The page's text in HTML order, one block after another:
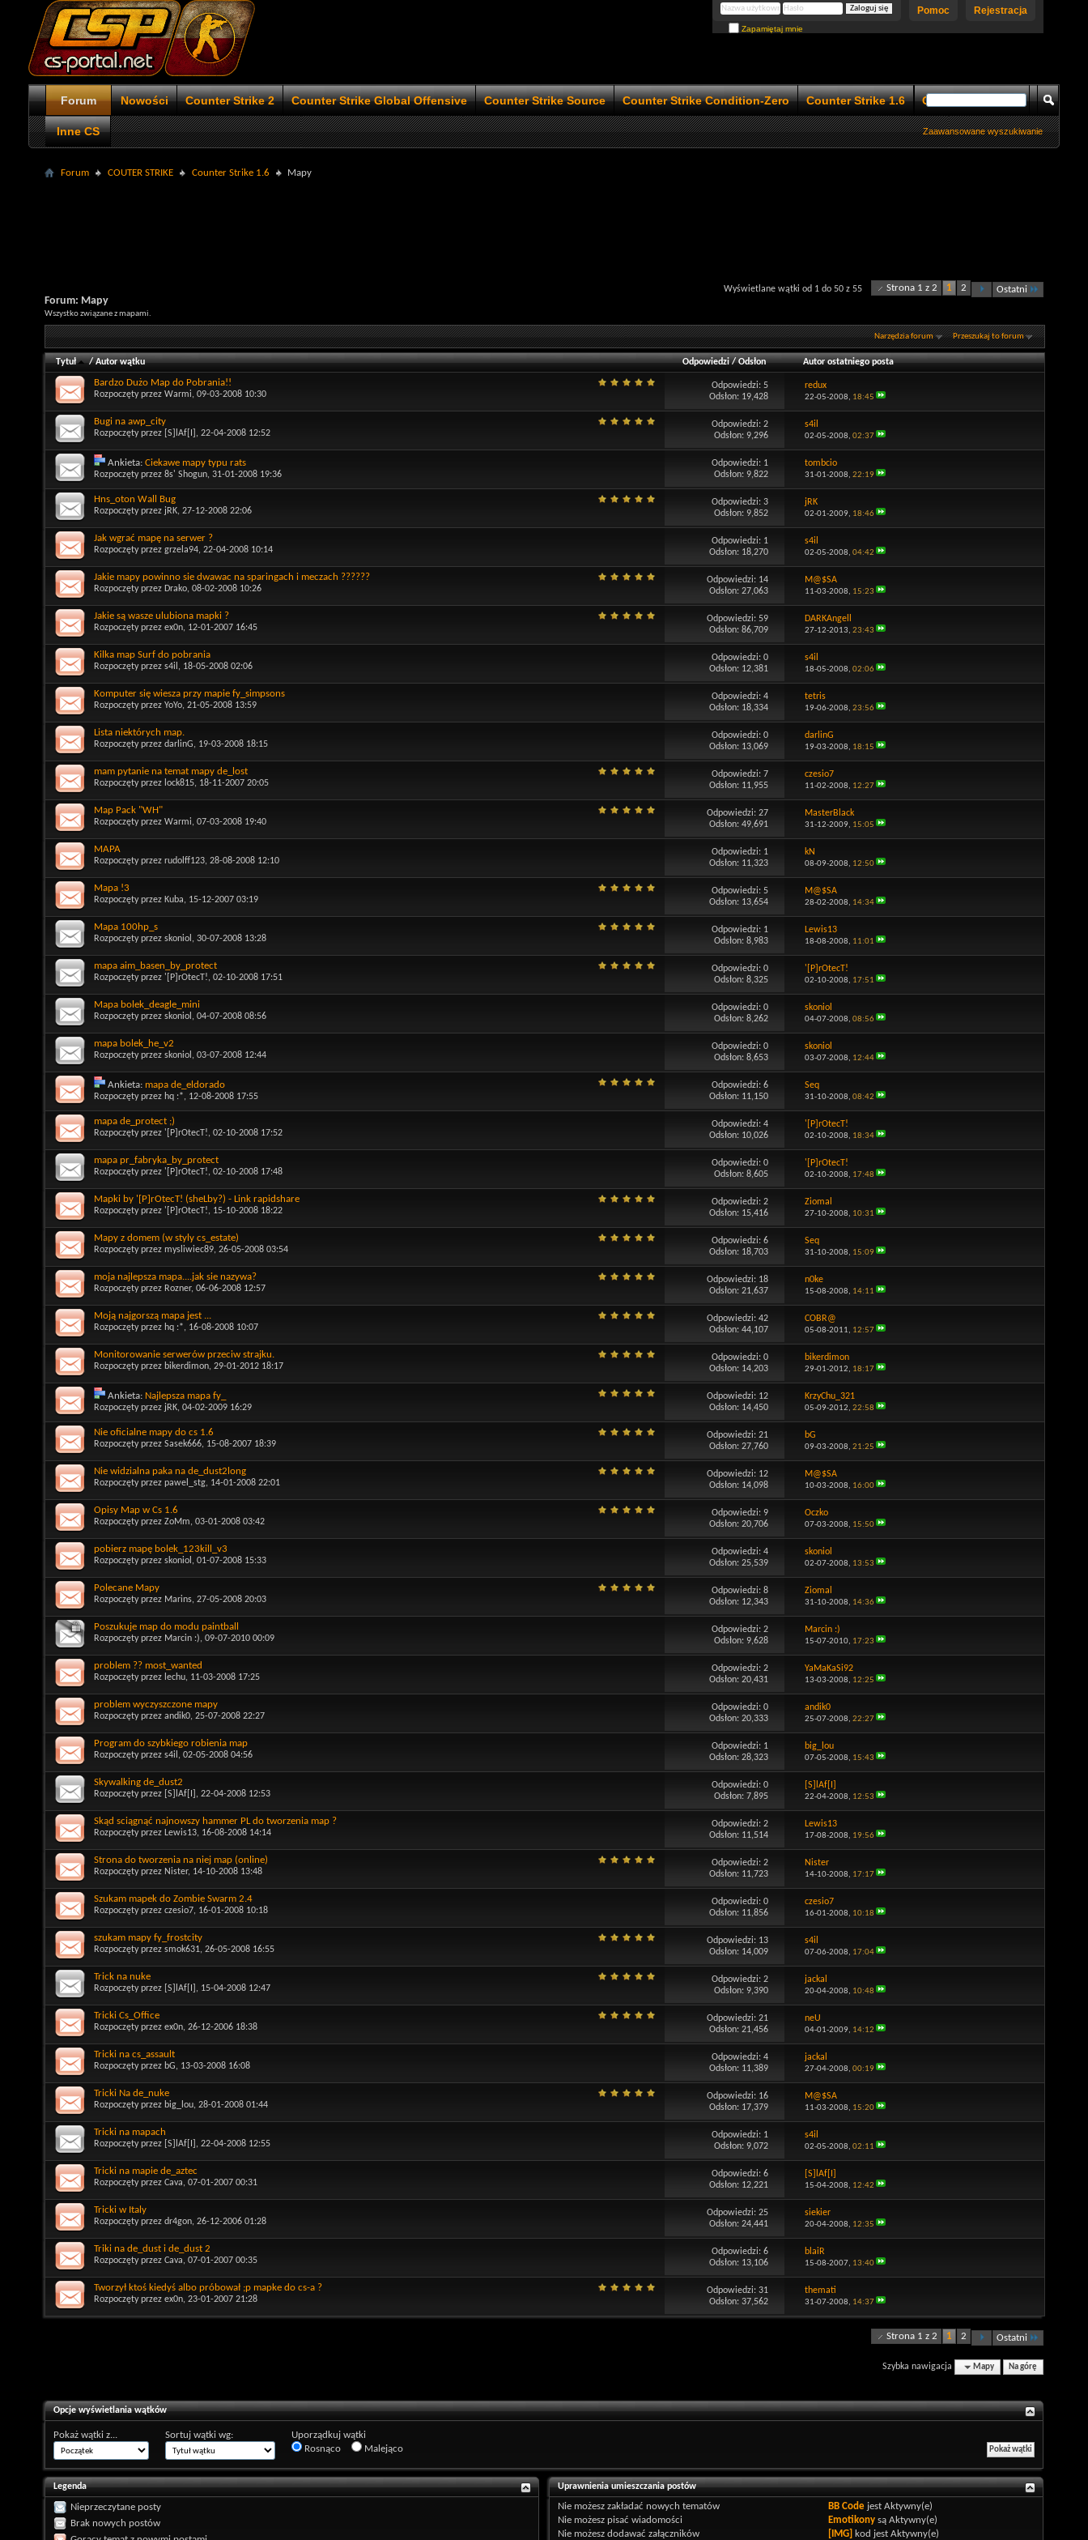
Rejestracja
Pomoc
Zapamiętaj mnie
Forum Nowości Counter Strike 2 Counter Strike Global Offensive Counter Strike Source Counter Strike Condition-Zero Counter Strike 1.6 Counter Strike 1.5
Inne CS Zaawansowane wyszukiwanie
Forum COUTER STRIKE Counter Strike 1.6 Mapy
Strona 1 z 2 1 2 Ostatni
Wyświetlane wątki od 1 do 50 z 55
Forum: Mapy
Wszystko związane z mapami.
Narzędzia forum Przeszukaj to forum
Tytuł /Autor wątku Odpowiedzi/Odsłon Autor ostatniego posta
Bardzo Dużo Map do Pobrania!!
Rozpoczęty przez Warmi, 09-03-2008 10:30
Odpowiedzi:5
Odsłon: 19,428
redux
22-05-2008, 18:45
Bugi na awp_city
Rozpoczęty przez [S]lAf[I] , 22-04-2008 12:52
Odpowiedzi:2
Odsłon: 9,296
s4il
02-05-2008, 02:37
Ankieta: Ciekawe mapy typu rats
Rozpoczęty przez 8s' Shogun, 31-01-2008 19:36
Odpowiedzi: 1
Odsłon: 9,822
tombcio
31-01-2008, 22:19
Hns_oton Wall Bug
Rozpoczęty przez jRK, 27-12-2008 22:06
Odpowiedzi:3
Odsłon: 9,852
jRK
02-01-2009, 18:46
Jak wgrać mapę na serwer ?
Rozpoczęty przez grzela94, 22-04-2008 10:14
Odpowiedzi: 1
Odsłon: 18,270
s4il
02-05-2008, 04:42
Jakie mapy powinno sie dwawac na sparingach i meczach ??????
Rozpoczęty przez Drako, 08-02-2008 10:26
Odpowiedzi: 14
Odsłon: 27,063
M@$SA
11-03-2008, 15:23
Jakie są wasze ulubiona mapki ?
Rozpoczęty przez ex0n, 12-01-2007 16:45
Odpowiedzi:59
Odsłon: 86,709
DARKAngell
27-12-2013, 23:43
Kilka map Surf do pobrania
Rozpoczęty przez s4il , 18-05-2008 02:06
Odpowiedzi:0
Odsłon: 12,381
s4il
18-05-2008, 02:06
Komputer się wiesza przy mapie fy_simpsons
Rozpoczęty przez YoYo, 21-05-2008 13:59
Odpowiedzi:4
Odsłon: 18,334
tetris
19-06-2008, 23:56
Lista niektórych map.
Rozpoczęty przez darlinG, 19-03-2008 18:15
Odpowiedzi:0
Odsłon: 13,069
darlinG
19-03-2008, 18:15
mam pytanie na temat mapy de_lost
Rozpoczęty przez lock815, 18-11-2007 20:05
Odpowiedzi:7
Odsłon: 11,955
czesio7
11-02-2008, 12:27
Map Pack "WH"
Rozpoczęty przez Warmi, 07-03-2008 19:40
Odpowiedzi:27
Odsłon: 49,691
MasterBlack
31-12-2009, 15:05
MAPA
Rozpoczęty przez rudolff123, 28-08-2008 12:10
Odpowiedzi: 1
Odsłon: 11,323
kN
08-09-2008, 12:50
Mapa !3
Rozpoczęty przez Kuba, 15-12-2007 03:19
Odpowiedzi:5
Odsłon: 13,654
M@$SA
28-02-2008, 14:34
Mapa 100hp_s
Rozpoczęty przez skoniol , 30-07-2008 13:28
Odpowiedzi: 1
Odsłon: 8,983
Lewis13
18-08-2008, 11:01
mapa aim_basen_by_protect
Rozpoczęty przez '[P]rOtecT!, 02-10-2008 17:51
Odpowiedzi:0
Odsłon: 8,325
'[P]rOtecT!
02-10-2008, 17:51
Mapa bolek_deagle_mini
Rozpoczęty przez skoniol , 04-07-2008 08:56
Odpowiedzi:0
Odsłon: 8,262
skoniol
04-07-2008, 08:56
mapa bolek_he_v2
Rozpoczęty przez skoniol , 03-07-2008 12:44
Odpowiedzi:0
Odsłon: 8,653
skoniol
03-07-2008, 12:44
Ankieta: mapa de_eldorado
Rozpoczęty przez hq :*, 12-08-2008 17:55
Odpowiedzi:6
Odsłon: 11,150
Seq
31-10-2008, 08:42
mapa de_protect ;)
Rozpoczęty przez '[P]rOtecT!, 02-10-2008 17:52
Odpowiedzi:4
Odsłon: 10,026
'[P]rOtecT!
02-10-2008, 18:34
mapa pr_fabryka_by_protect
Rozpoczęty przez '[P]rOtecT!, 02-10-2008 17:48
Odpowiedzi:0
Odsłon: 8,605
'[P]rOtecT!
02-10-2008, 17:48
Mapki by '[P]rOtecT! (sheLby?) - Link rapidshare
Rozpoczęty przez '[P]rOtecT!, 15-10-2008 18:22
Odpowiedzi:2
Odsłon: 15,416
Ziomal
27-10-2008, 10:31
Mapy z domem (w styly cs_estate)
Rozpoczęty przez mysliwiec89, 26-05-2008 03:54
Odpowiedzi:6
Odsłon: 18,703
Seq
31-10-2008, 15:09
moja najlepsza mapa....jak sie nazywa?
Rozpoczęty przez Rozner, 06-06-2008 12:57
Odpowiedzi: 18
Odsłon: 21,637
n0ke
15-08-2008, 14:11
Moją najgorszą mapa jest ...
Rozpoczęty przez hq :*, 16-08-2008 10:07
Odpowiedzi:42
Odsłon: 44,107
COBR@
05-08-2011, 12:57
Monitorowanie serwerów przeciw strajku.
Rozpoczęty przez bikerdimon, 29-01-2012 18:17
Odpowiedzi:0
Odsłon: 14,203
bikerdimon
29-01-2012, 18:17
Ankieta: Najlepsza mapa fy_
Rozpoczęty przez jRK, 04-02-2009 16:29
Odpowiedzi: 12
Odsłon: 14,450
KrzyChu_321
05-09-2012, 22:58
Nie oficialne mapy do cs 1.6
Rozpoczęty przez Sasek666, 15-08-2007 18:39
Odpowiedzi:21
Odsłon: 27,760
bG
09-03-2008, 21:25
Nie widzialna paka na de_dust2long
Rozpoczęty przez pawel_stg, 14-01-2008 22:01
Odpowiedzi: 12
Odsłon: 14,098
M@$SA
10-03-2008, 16:00
Opisy Map w Cs 1.6
Rozpoczęty przez ZoMm, 03-01-2008 03:42
Odpowiedzi:9
Odsłon: 20,706
Oczko
07-03-2008, 15:50
pobierz mapę bolek_123kill_v3
Rozpoczęty przez skoniol , 01-07-2008 15:33
Odpowiedzi:4
Odsłon: 25,539
skoniol
02-07-2008, 13:53
Polecane Mapy
Rozpoczęty przez Marins, 27-05-2008 20:03
Odpowiedzi:8
Odsłon: 12,343
Ziomal
31-10-2008, 14:36
Poszukuje map do modu paintball
Rozpoczęty przez Marcin :), 09-07-2010 00:09
Odpowiedzi:2
Odsłon: 9,628
Marcin :)
15-07-2010, 17:23
problem ?? most_wanted
Rozpoczęty przez lechu, 11-03-2008 17:25
Odpowiedzi:2
Odsłon: 20,431
YaMaKaSi92
13-03-2008, 12:25
problem wyczyszczone mapy
Rozpoczęty przez andik0, 25-07-2008 22:27
Odpowiedzi:0
Odsłon: 20,333
andik0
25-07-2008, 22:27
Program do szybkiego robienia map
Rozpoczęty przez s4il , 02-05-2008 04:56
Odpowiedzi: 1
Odsłon: 28,323
big_lou
07-05-2008, 15:43
Skywalking de_dust2
Rozpoczęty przez [S]lAf[I] , 22-04-2008 12:53
Odpowiedzi:0
Odsłon: 7,895
[S]lAf[I]
22-04-2008, 12:53
Skąd sciągnąć najnowszy hammer PL do tworzenia map ?
Rozpoczęty przez Lewis13, 16-08-2008 14:14
Odpowiedzi:2
Odsłon: 11,514
Lewis13
17-08-2008, 19:56
Strona do tworzenia na niej map (online)
Rozpoczęty przez Nister, 14-10-2008 13:48
Odpowiedzi:2
Odsłon: 11,723
Nister
14-10-2008, 17:17
Szukam mapek do Zombie Swarm 2.4
Rozpoczęty przez czesio7, 16-01-2008 10:18
Odpowiedzi:0
Odsłon: 11,856
czesio7
16-01-2008, 10:18
szukam mapy fy_frostcity
Rozpoczęty przez smok631, 26-05-2008 16:55
Odpowiedzi: 13
Odsłon: 14,009
s4il
07-06-2008, 17:04
Trick na nuke
Rozpoczęty przez [S]lAf[I] , 15-04-2008 12:47
Odpowiedzi:2
Odsłon: 9,390
jackal
20-04-2008, 10:48
Tricki Cs_Office
Rozpoczęty przez ex0n, 26-12-2006 18:38
Odpowiedzi:21
Odsłon: 21,456
neU
04-01-2009, 14:12
Tricki na cs_assault
Rozpoczęty przez bG, 13-03-2008 16:08
Odpowiedzi:4
Odsłon: 11,389
jackal
27-04-2008, 00:19
Tricki Na de_nuke
Rozpoczęty przez big_lou, 28-01-2008 01:44
Odpowiedzi: 16
Odsłon: 17,379
M@$SA
11-03-2008, 15:20
Tricki na mapach
Rozpoczęty przez [S]lAf[I] , 22-04-2008 12:55
Odpowiedzi: 1
Odsłon: 9,072
s4il
02-05-2008, 02:11
Tricki na mapie de_aztec
Rozpoczęty przez Cava, 07-01-2007 00:31
Odpowiedzi:6
Odsłon: 12,221
[S]lAf[I]
15-04-2008, 12:42
Tricki w Italy
Rozpoczęty przez dr4gon, 26-12-2006 01:28
Odpowiedzi:25
Odsłon: 24,441
siekier
20-04-2008, 12:35
Triki na de_dust i de_dust 2
Rozpoczęty przez Cava, 07-01-2007 00:35
Odpowiedzi:6
Odsłon: 13,106
blaiR
15-08-2007, 13:40
Tworzył ktoś kiedyś albo próbował ;p mapke do cs-a ?
Rozpoczęty przez ex0n, 23-01-2007 21:28
Odpowiedzi:31
Odsłon: 37,562
themati
31-07-2008, 14:37
Strona 1 z 2 1 2 Ostatni
Szybka nawigacja Mapy Na górę
Opcje wyświetlania wątków
Pokaż wątki z... Sortuj wątki wg:
Uporządkuj wątki
Rosnąco
Malejąco
Legenda
Nieprzeczytane posty
Brak nowych postów
Uprawnienia umieszczania postów
Nie możesz zakładać nowych tematów
Nie możesz pisać wiadomości
Nie możesz dodawać załączników
BB Code jestAktywny(e)
Emotikony sąAktywny(e)
[IMG] kod jestAktywny(e)